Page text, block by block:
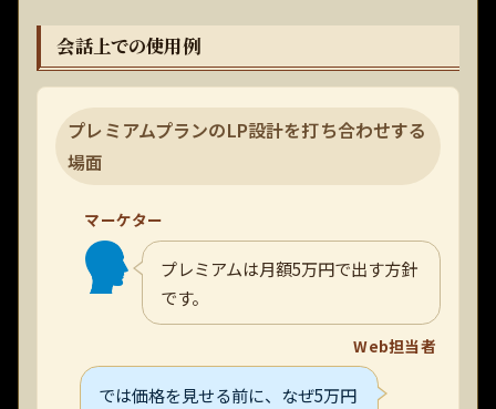
会話上での使用例
プレミアムプランのLP設計を打ち合わせする
場面
マーケター
プレミアムは月額5万円で出す方針
です。
Web担当者
では価格を見せる前に、なぜ5万円